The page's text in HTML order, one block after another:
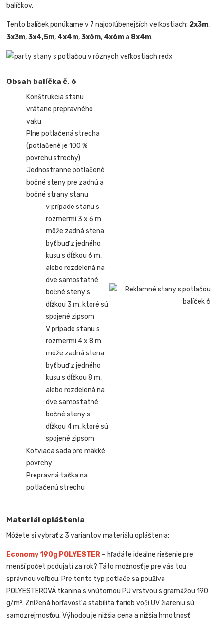
balíčkov.
Tento balíček ponúkame v 7 najobľúbenejších veľkostiach: 2x3m,
3x3m,3x4,5m, 4x4m,3x6m, 4x6ma 8x4m.
Obsah balíčka č. 6
Konštrukcia stanu
vrátane prepravného
vaku
Plne potlačená strecha
(potlačené je 100 %
povrchu strechy)
Jednostranne potlačené
bočné steny pre zadnú a
bočné strany stanu
v prípade stanu s
rozmermi 3 x 6 m
môže zadná stena
byť buď z jedného
kusu s dĺžkou 6 m,
alebo rozdelená na
dve samostatné
bočné steny s
dĺžkou 3 m, ktoré sú
spojené zipsom
V prípade stanu s
rozmermi 4 x 8 m
môže zadná stena
byť buď z jedného
kusu s dĺžkou 8 m,
alebo rozdelená na
dve samostatné
bočné steny s
dĺžkou 4 m, ktoré sú
spojené zipsom
Kotviaca sada pre mäkké
povrchy
Prepravná taška na
potlačenú strechu
Materiál opláštenia
Môžete si vybrať z 3 variantov materiálu opláštenia:
Economy 190g POLYESTER – hľadáte ideálne riešenie pre
menší počet podujatí za rok? Táto možnosť je pre vás tou
správnou voľbou. Pre tento typ potlače sa používa
POLYESTEROVÁ tkanina s vnútornou PU vrstvou s gramážou 190
g/m². Znížená horľavosť a stabilita farieb voči UV žiareniu sú
samozrejmosťou. Výhodou je nižšia cena a nižšia hmotnosť